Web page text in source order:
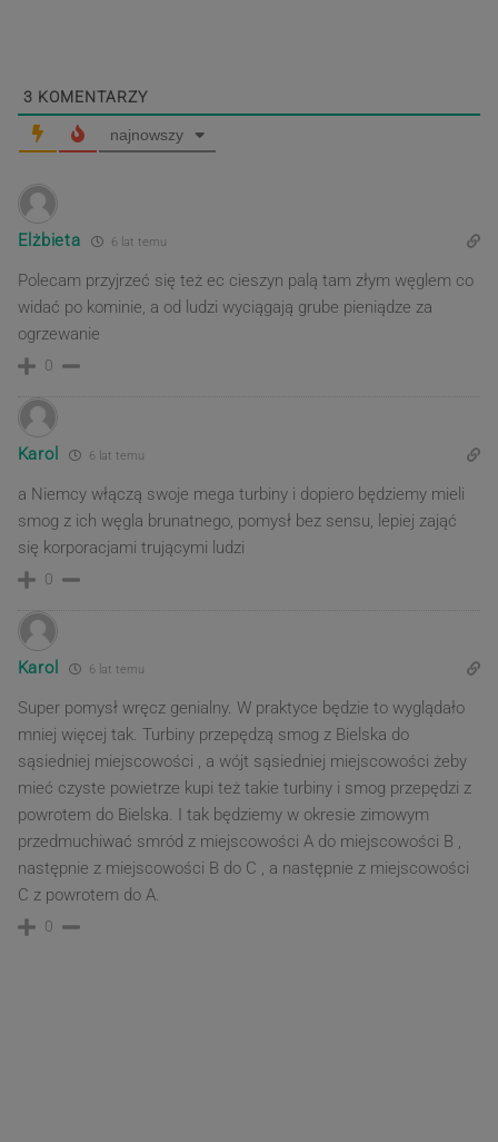
3 KOMENTARZY
najnowszy
Elżbieta 6 lat temu
Polecam przyjrzeć się też ec cieszyn palą tam złym węglem co
widać po kominie, a od ludzi wyciągają grube pieniądze za
ogrzewanie
0
Karol 6 lat temu
a Niemcy włączą swoje mega turbiny i dopiero będziemy mieli
smog z ich węgla brunatnego, pomysł bez sensu, lepiej zająć
się korporacjami trującymi ludzi
0
Karol 6 lat temu
Super pomysł wręcz genialny. W praktyce będzie to wyglądało
mniej więcej tak. Turbiny przepędzą smog z Bielska do
sąsiedniej miejscowości , a wójt sąsiedniej miejscowości żeby
mieć czyste powietrze kupi też takie turbiny i smog przepędzi z
powrotem do Bielska. I tak będziemy w okresie zimowym
przedmuchiwać smród z miejscowości A do miejscowości B ,
następnie z miejscowości B do C , a następnie z miejscowości
C z powrotem do A.
0